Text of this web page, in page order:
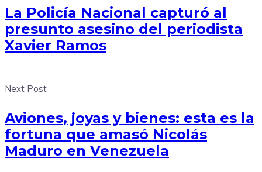
La Policía Nacional capturó al
presunto asesino del periodista
Xavier Ramos
Next Post
Aviones, joyas y bienes: esta es la
fortuna que amasó Nicolás
Maduro en Venezuela